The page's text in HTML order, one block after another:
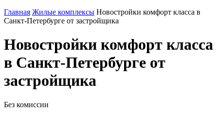
Главная Жилые комплексы Новостройки комфорт класса в
Санкт-Петербурге от застройщика
Новостройки комфорт класса
в Санкт-Петербурге от
застройщика
Без комиссии